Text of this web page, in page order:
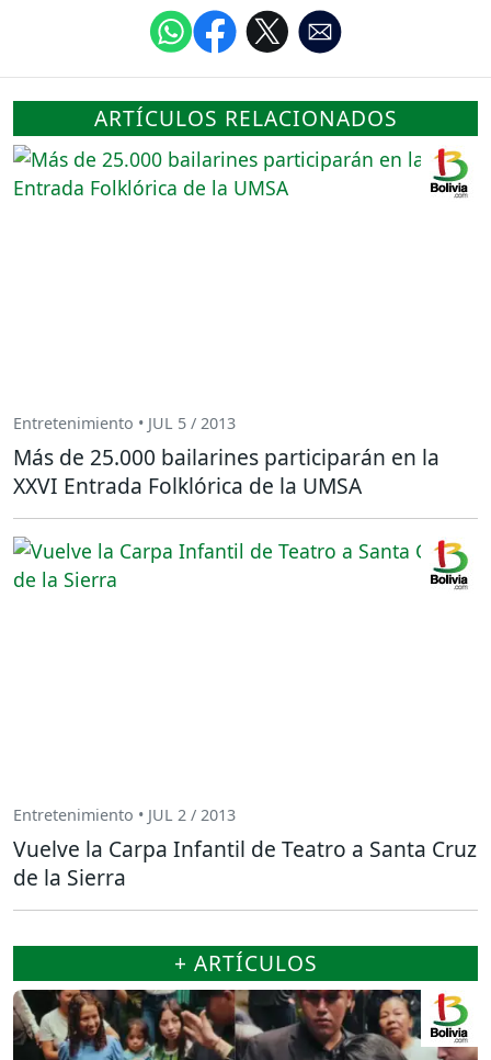
ARTÍCULOS RELACIONADOS
Entretenimiento • JUL 5 / 2013
Más de 25.000 bailarines participarán en la
XXVI Entrada Folklórica de la UMSA
Entretenimiento • JUL 2 / 2013
Vuelve la Carpa Infantil de Teatro a Santa Cruz
de la Sierra
+ ARTÍCULOS